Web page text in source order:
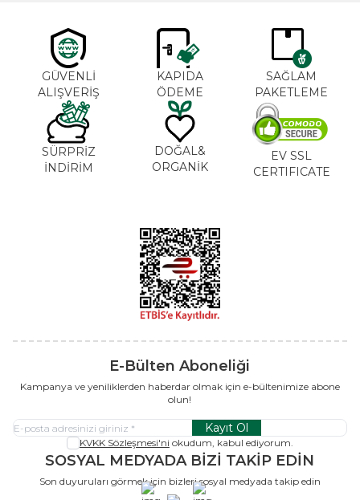
GÜVENLİ
ALIŞVERİŞ
KAPIDA
ÖDEME
SAĞLAM
PAKETLEME
SÜRPRİZ
İNDİRİM
DOĞAL&
ORGANİK
EV SSL
CERTIFICATE
E-Bülten Aboneliği
Kampanya ve yeniliklerden haberdar olmak için e-bültenimize abone
olun!
Kayıt Ol
KVKK Sözleşmesi'ni okudum, kabul ediyorum.
SOSYAL MEDYADA BİZİ TAKİP EDİN
Son duyuruları görmek için bizleri sosyal medyada takip edin